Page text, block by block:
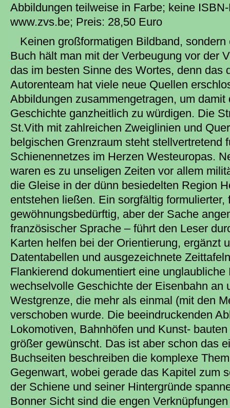
Abbildungen teilweise in Farbe; keine
www.zvs.be; Preis: 28,50 Euro
Keinen großformatigen Bildband,
Buch hält man mit der Verbeugung vor der
das im besten Sinne des Wortes, denn das
Autorenteam hat viele neue Quellen
Abbildungen zusammengetragen, um damit
Geschichte ganzheitlich zu würdigen. Die
St.Vith mit zahlreichen Zweiglinien und
belgischen Grenzraum steht stellvertretend
Schienennetzes im Herzen Westeuropas.
waren es zu unseligen Zeiten vor allem
die Gleise in der dünn besiedelten Region
entstehen ließen. Ein sorgfältig formulierter,
gewöhnungsbedürftig, aber der Sache
französischer Sprache – führt den Leser
Karten helfen bei der Orientierung, ergänzt
Datentabellen und ausgezeichnete
Flankierend dokumentiert eine unglaubliche
wechselvolle Geschichte der Eisenbahn an
Westgrenze, die mehr als einmal (mit den
verschoben wurde. Die beeindruckenden
Lokomotiven, Bahnhöfen und Kunst-
größer gewünscht. Das ist aber schon das
Buchseiten beschreiben die komplexe
Gegenwart, wobei gerade das Kapitel zum
der Schiene und seiner Hintergründe
Bonner Sicht sind die engen